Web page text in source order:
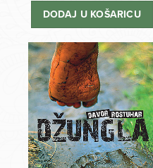
DODAJ U KOŠARICU